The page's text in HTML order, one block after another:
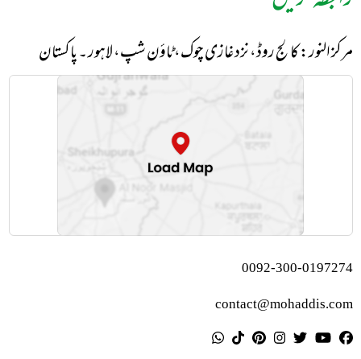
مرکز النور: کالج روڈ، نزد غازی چوک، ٹاؤن شپ، لاہور ۔ پاکستان
0092-300-0197274
contact@mohaddis.com